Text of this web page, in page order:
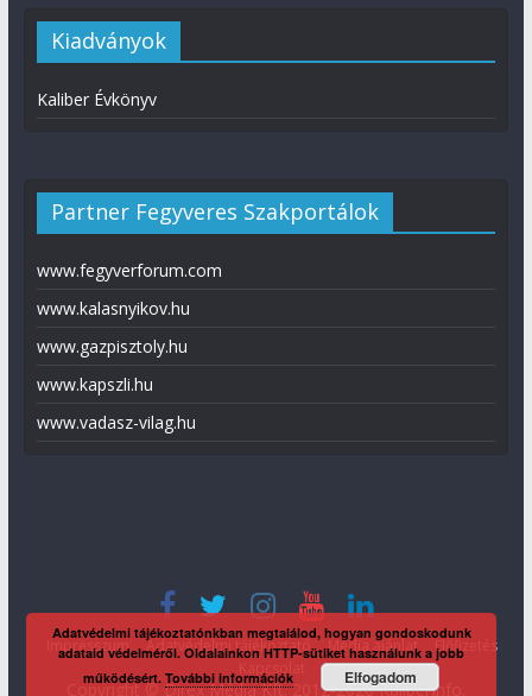
Kiadványok
Kaliber Évkönyv
Partner Fegyveres Szakportálok
www.fegyverforum.com
www.kalasnyikov.hu
www.gazpisztoly.hu
www.kapszli.hu
www.vadasz-vilag.hu
Impresszum Adatvédelmi tájékoztató Média ajánlat
Előfizetés
Copyright © Direx Média Kft. 2012-2026KaliberInfo
Adatvédelmi tájékoztatónkban megtalálod, hogyan gondoskodunk
adataid védelméről. Oldalainkon HTTP-sütiket használunk a jobb
működésért.További információk Elfogadom